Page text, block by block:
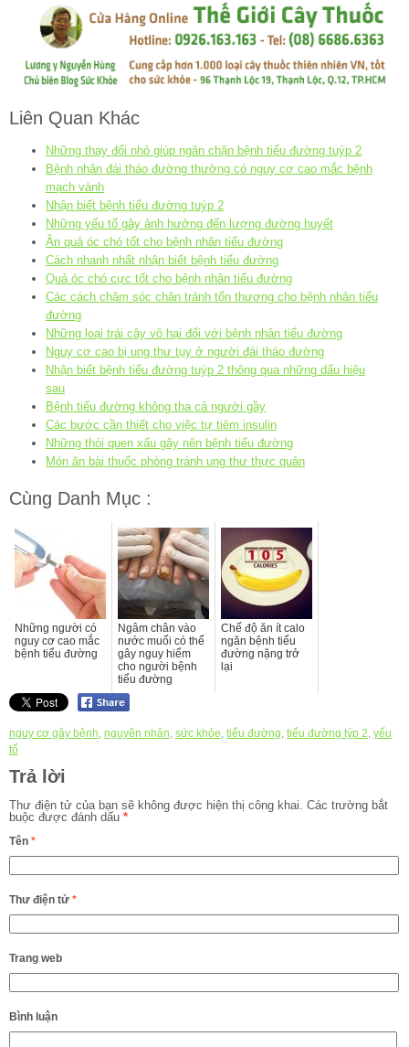
Liên Quan Khác
Những thay đổi nhỏ giúp ngăn chặn bệnh tiểu đường tuýp 2
Bệnh nhân đái tháo đường thường có nguy cơ cao mắc bệnh
mạch vành
Nhận biết bệnh tiểu đường tuýp 2
Những yếu tố gây ảnh hưởng đến lượng đường huyết
Ăn quả óc chó tốt cho bệnh nhân tiểu đường
Cách nhanh nhất nhận biết bệnh tiểu đường
Quả óc chó cực tốt cho bệnh nhân tiểu đường
Các cách chăm sóc chân tránh tổn thương cho bệnh nhân tiểu
đường
Những loại trái cây vô hại đối với bệnh nhân tiểu đường
Nguy cơ cao bị ung thư tụy ở người đái tháo đường
Nhận biết bệnh tiểu đường tuýp 2 thông qua những dấu hiệu
sau
Bệnh tiểu đường không tha cả người gầy
Các bước cần thiết cho việc tự tiêm insulin
Những thói quen xấu gây nên bệnh tiểu đường
Món ăn bài thuốc phòng tránh ung thư thực quản
Cùng Danh Mục :
Những người có
nguy cơ cao mắc
bệnh tiểu đường
Ngâm chân vào
nước muối có thể
gây nguy hiểm
cho người bệnh
tiểu đường
Chế độ ăn ít calo
ngăn bệnh tiểu
đường nặng trở
lại
nguy cơ gây bệnh, nguyên nhân, sức khỏe, tiểu đường, tiểu đường týp 2, yếu
tố
Trả lời
Thư điện tử của bạn sẽ không được hiện thị công khai. Các trường bắt
buộc được đánh dấu *
Tên *
Thư điện tử *
Trang web
Bình luận